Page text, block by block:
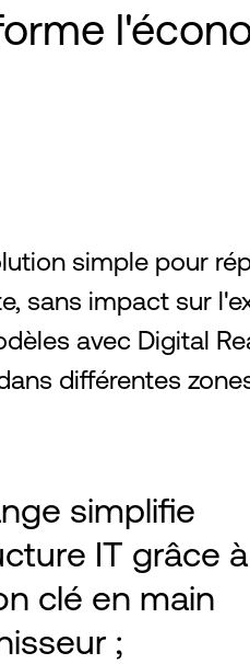
simple pour
sans impact sur
avec Digital
différentes
simplifie
IT grâce à
clé en main
;